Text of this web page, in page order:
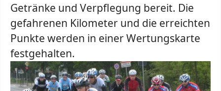
Getränke und Verpflegung bereit. Die
gefahrenen Kilometer und die erreichten
Punkte werden in einer Wertungskarte
festgehalten.